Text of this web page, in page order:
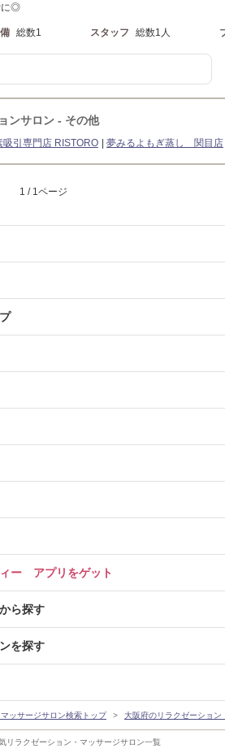
リラクゼーション・マッサージサロン一覧
に◎
総数1 スタッフ 総数1人
ンサロン - その他
吸引専門店 RISTORO 夢みるよもぎ蒸し 関目店
1 / 1ページ
ー アプリをゲット
ら探す
を探す
ッサージサロン検索トップ 大阪府のリラクゼーション